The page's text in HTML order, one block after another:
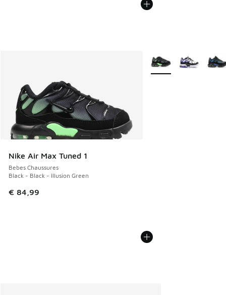
Nike Air Max Tuned 1
Bebes Chaussures
Black - Black - Illusion Green
€ 84,99
Plus de couleurs